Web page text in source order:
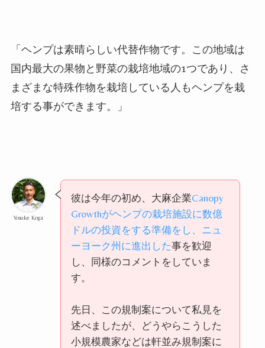
「ヘンプは素晴らしい代替作物です。この地域は
国内最大の果物と野菜の栽培地域の1つであり、さ
まざまな特殊作物を栽培している人もヘンプを栽
培する事ができます。」
Yosuke Koga
彼は今年の初め、大麻企業Canopy
Growthがヘンプの栽培施設に数億
ドルの投資をする準備をし、ニュ
ーヨーク州に進出した事を歓迎
し、同様のコメントをしていま
す。
先日、この規制案について私見を
述べましたが、どうやらこうした
小規模農家などは軒並み規制案に